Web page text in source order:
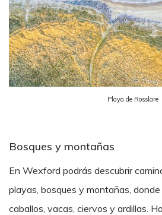
Playa de Rosslare
Bosques y montañas
En Wexford podrás descubrir
playas, bosques y montañas,
caballos, vacas, ciervos y ardillas.